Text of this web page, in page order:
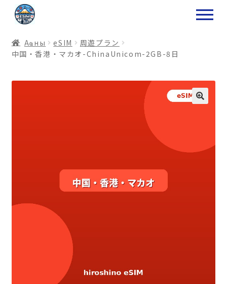
ナ
ビ
ー
シ
コ
ン
ン
ツ
Аҩны еSIM
周遊プラン
中国・香港・マカオ-ChinaUnicom-2GB-8日